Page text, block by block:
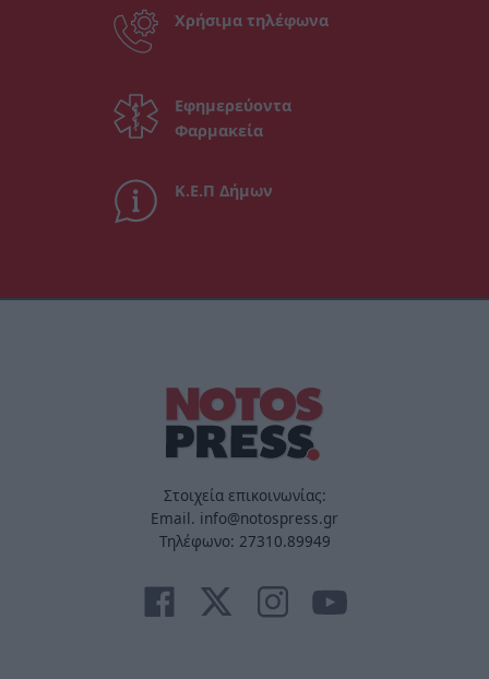
Χρήσιμα τηλέφωνα
Εφημερεύοντα
Φαρμακεία
Κ.Ε.Π Δήμων
Στοιχεία επικοινωνίας:
Email. info@notospress.gr
Τηλέφωνο: 27310.89949